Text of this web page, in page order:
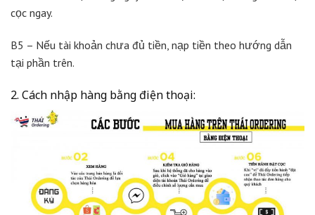
cọc ngay.
B5 – Nếu tài khoản chưa đủ tiền, nạp tiền theo hướng dẫn
tại phần trên.
2. Cách nhập hàng bằng điện thoại: